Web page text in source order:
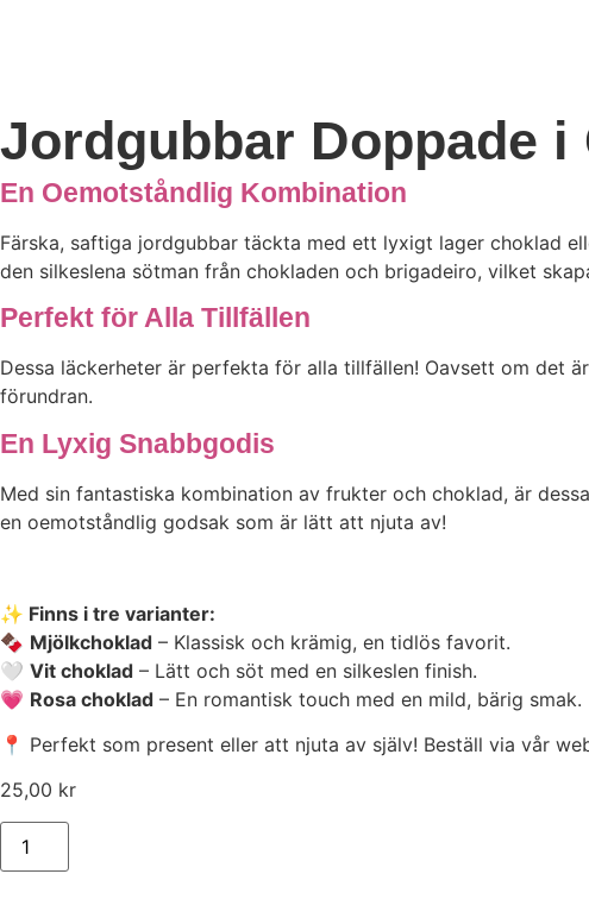
Jordgubbar Doppade
En Oemotståndlig Kombination
Färska, saftiga jordgubbar täckta med ett lyxigt lager choklad
den silkeslena sötman från chokladen och brigadeiro, vilket
Perfekt för Alla Tillfällen
Dessa läckerheter är perfekta för alla tillfällen! Oavsett om det
förundran.
En Lyxig Snabbgodis
Med sin fantastiska kombination av frukter och choklad, är
en oemotståndlig godsak som är lätt att njuta av!
✨ Finns i tre varianter:
🍫 Mjölkchoklad – Klassisk och krämig, en tidlös favorit.
🤍 Vit choklad – Lätt och söt med en silkeslen finish.
💗 Rosa choklad – En romantisk touch med en mild, bärig smak.
📍 Perfekt som present eller att njuta av själv! Beställ via vår
25,00 kr